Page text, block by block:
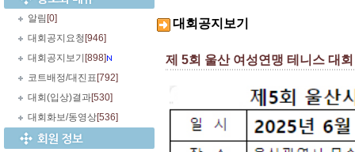
알림 [0]
대회공지요청 [946]
대회공지보기 [898]
코트배정/대진표 [792]
대회(입상)결과[530]
대회화보/동영상[536]
대회공지보기
제 5회 울산 여성연맹 테니스 대